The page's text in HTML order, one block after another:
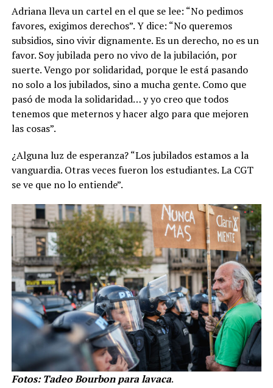
Adriana lleva un cartel en el que se lee: “No pedimos
favores, exigimos derechos”. Y dice: “No queremos
subsidios, sino vivir dignamente. Es un derecho, no es un
favor. Soy jubilada pero no vivo de la jubilación, por
suerte. Vengo por solidaridad, porque le está pasando
no solo a los jubilados, sino a mucha gente. Como que
pasó de moda la solidaridad… y yo creo que todos
tenemos que meternos y hacer algo para que mejoren
las cosas”.
¿Alguna luz de esperanza? “Los jubilados estamos a la
vanguardia. Otras veces fueron los estudiantes. La CGT
se ve que no lo entiende”.
Fotos: Tadeo Bourbon para lavaca.